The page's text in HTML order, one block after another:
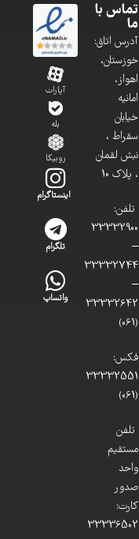
تماس با
ما
آدرس اتاق:
خوزستان،
اهواز،
امانیه
خیابان
سقراط ،
نبش لقمان
، پلاک 10
تلفن:
33332900
–
33332744
–
33332642
(061)
فکس:
33332551
(061)
تلفن
مستقیم
واحد
صدور
کارت:
33336502
آپارات
بله
روبیکا
اینستاگرام
تلگرام
واتساپ